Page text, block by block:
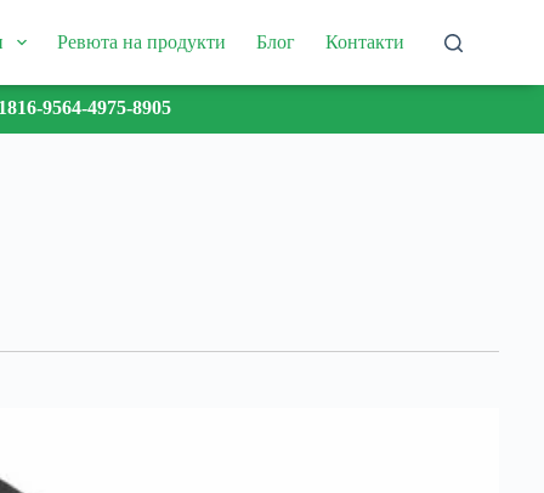
Ревюта на продукти Блог Контакти
9564-4975-8905